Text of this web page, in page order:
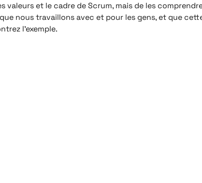
valeurs et le cadre de Scrum, mais de les
nous travaillons avec et pour les gens, et que
l’exemple.